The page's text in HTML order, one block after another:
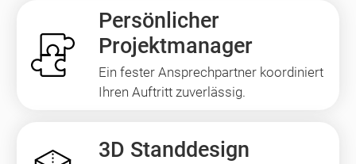
Persönlicher
Projektmanager
Ein fester Ansprechpartner koordiniert
Ihren Auftritt zuverlässig.
3D Standdesign